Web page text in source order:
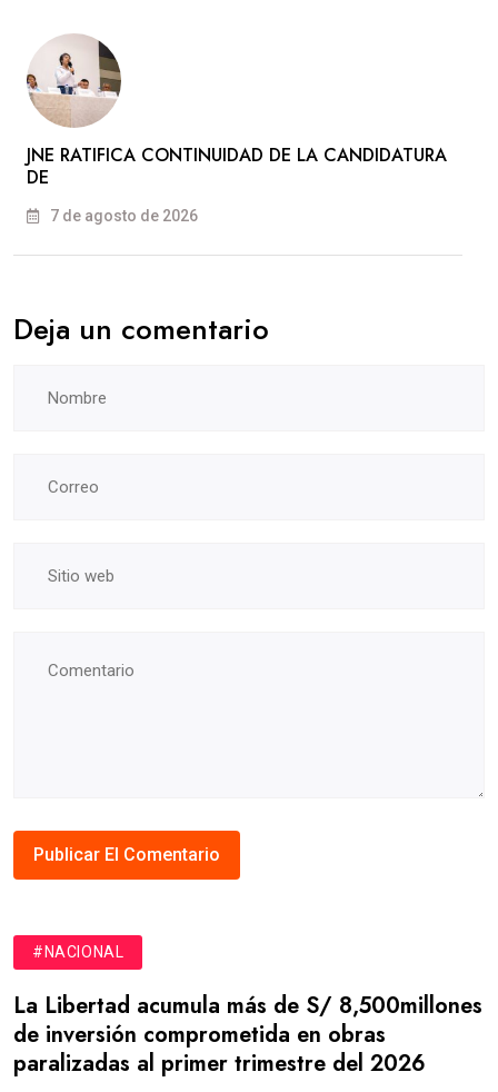
JNE RATIFICA CONTINUIDAD DE LA CANDIDATURA
DE
7 de agosto de 2026
Deja un comentario
#NACIONAL
La Libertad acumula más de S/ 8,500millones
de inversión comprometida en obras
paralizadas al primer trimestre del 2026